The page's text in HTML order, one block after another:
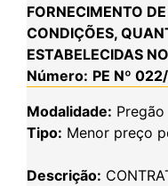
FORNECIMENTO
CONDIÇÕES,
ESTABELECIDAS
Número: PE Nº
Modalidade: Pregão
Tipo: Menor preço
Descrição: